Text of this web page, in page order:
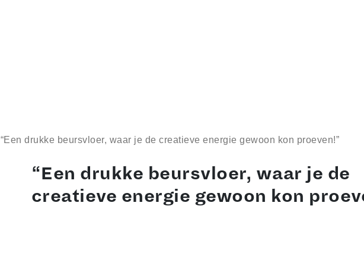
“Een drukke beursvloer, waar je de creatieve energie gewoon kon proeven!”
“Een drukke beursvloer, waar je de
creatieve energie gewoon kon